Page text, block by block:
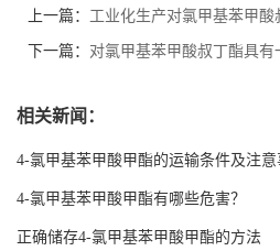
上一篇： 工业化生产对氯甲基苯甲酸
下一篇： 对氯甲基苯甲酸叔丁酯具有
相关新闻：
4-氯甲基苯甲酸甲酯的运输条件及注意
4-氯甲基苯甲酸甲酯有哪些危害？
正确储存4-氯甲基苯甲酸甲酯的方法